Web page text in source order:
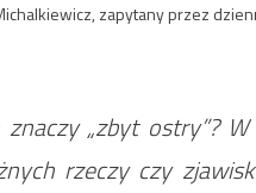
zapytany przez
znaczy „zbyt ostry”?
rzeczy czy